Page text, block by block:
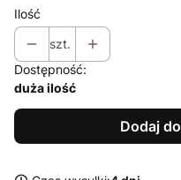
Ilość
szt.
Dostępność:
duża ilość
Dodaj